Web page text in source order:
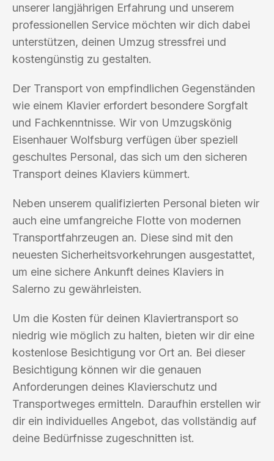
unserer langjährigen Erfahrung und unserem
professionellen Service möchten wir dich dabei
unterstützen, deinen Umzug stressfrei und
kostengünstig zu gestalten.
Der Transport von empfindlichen Gegenständen
wie einem Klavier erfordert besondere Sorgfalt
und Fachkenntnisse. Wir von Umzugskönig
Eisenhauer Wolfsburg verfügen über speziell
geschultes Personal, das sich um den sicheren
Transport deines Klaviers kümmert.
Neben unserem qualifizierten Personal bieten wir
auch eine umfangreiche Flotte von modernen
Transportfahrzeugen an. Diese sind mit den
neuesten Sicherheitsvorkehrungen ausgestattet,
um eine sichere Ankunft deines Klaviers in
Salerno zu gewährleisten.
Um die Kosten für deinen Klaviertransport so
niedrig wie möglich zu halten, bieten wir dir eine
kostenlose Besichtigung vor Ort an. Bei dieser
Besichtigung können wir die genauen
Anforderungen deines Klavierschutz und
Transportweges ermitteln. Daraufhin erstellen wir
dir ein individuelles Angebot, das vollständig auf
deine Bedürfnisse zugeschnitten ist.